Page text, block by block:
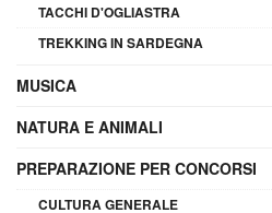
TACCHI D'OGLIASTRA
TREKKING IN SARDEGNA
MUSICA
NATURA E ANIMALI
PREPARAZIONE PER CONCORSI
CULTURA GENERALE